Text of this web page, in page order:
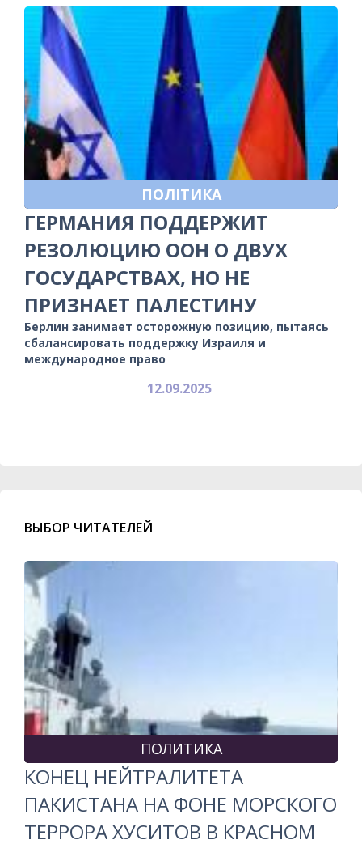
ПОЛІТИКА
ГЕРМАНИЯ ПОДДЕРЖИТ
РЕЗОЛЮЦИЮ ООН О ДВУХ
ГОСУДАРСТВАХ, НО НЕ
ПРИЗНАЕТ ПАЛЕСТИНУ
Берлин занимает осторожную позицию, пытаясь
сбалансировать поддержку Израиля и
международное право
12.09.2025
ВЫБОР ЧИТАТЕЛЕЙ
ПОЛИТИКА
КОНЕЦ НЕЙТРАЛИТЕТА
ПАКИСТАНА НА ФОНЕ МОРСКОГО
ТЕРРОРА ХУСИТОВ В КРАСНОМ